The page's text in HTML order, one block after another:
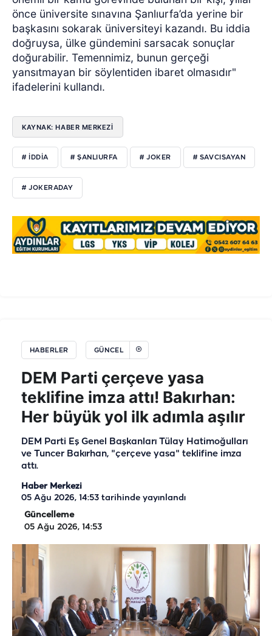
önce üniversite sınavına Şanlıurfa’da yerine bir
başkasını sokarak üniversiteyi kazandı. Bu iddia
doğruysa, ülke gündemini sarsacak sonuçlar
doğurabilir. Temennimiz, bunun gerçeği
yansıtmayan bir söylentiden ibaret olmasıdır"
ifadelerini kullandı.
KAYNAK: HABER MERKEZI
# IDDIA # ŞANLIURFA # JOKER # SAVCISAYAN
# JOKERADAY
HABERLER GÜNCEL
DEM Parti çerçeve yasa
teklifine imza attı! Bakırhan:
Her büyük yol ilk adımla aşılır
DEM Parti Eş Genel Başkanları Tülay Hatimoğulları
ve Tuncer Bakırhan, "çerçeve yasa" teklifine imza
attı.
Haber Merkezi
05 Ağu 2026, 14:53 tarihinde yayınlandı
Güncelleme
05 Ağu 2026, 14:53